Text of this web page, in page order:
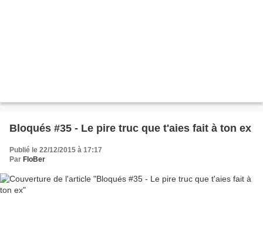
Bloqués #35 - Le pire truc que t'aies fait à ton ex
Publié le 22/12/2015 à 17:17
Par FloBer